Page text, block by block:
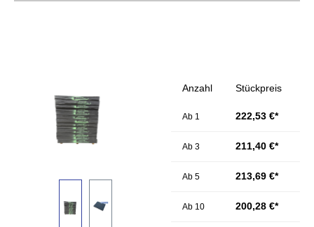
Anzahl Stückpreis
Ab 1 222,53 €*
Ab 3 211,40 €*
Ab 5 213,69 €*
Ab 10 200,28 €*